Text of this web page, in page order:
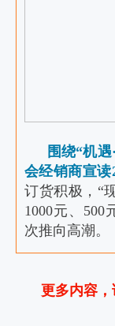
围绕“机
会经销商宣读
订货积极，“
1000元、500
次推向高潮。
更多内容